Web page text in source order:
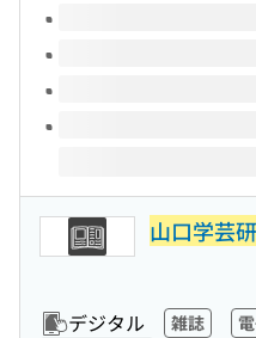
山口学芸
デジタル 雑誌